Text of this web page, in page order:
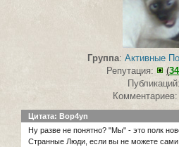
Группа: Активные
Репутация:
(
Цитата: Bop4yn
Ну разве не понятно? "Мы" - это полк
Странные Люди, если вы не можете